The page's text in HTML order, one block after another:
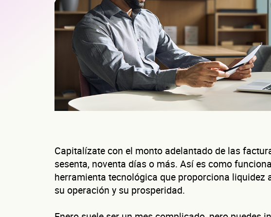
Capitalízate con el monto adelantado de las
sesenta, noventa días o más. Así es como
herramienta tecnológica que proporciona liquidez
su operación y su prosperidad.
Autorización
Solicita